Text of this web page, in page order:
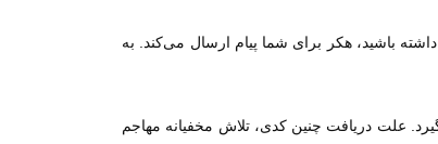
باشید، هکر برای شما پیام ارسال می‌کند. به
علت دریافت چنین کدی، تلاش مخفیانه مهاجم